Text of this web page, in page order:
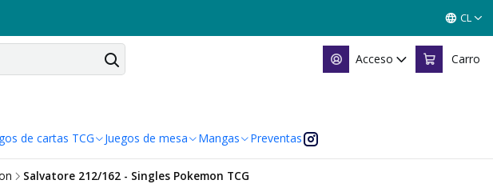
Acceso Carro
de cartas TCG Juegos de mesa Mangas Preventas
CL
Salvatore 212/162 - Singles Pokemon TCG